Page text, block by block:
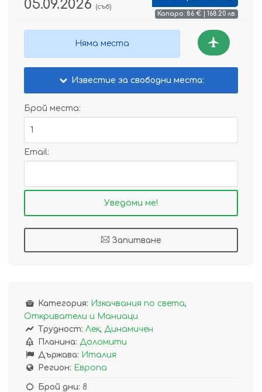
05.09.2026 (съб)
Капаро: 86 € | 168.20 лв.
Няма места
Известие за свободни места:
Брой места:
Email:
Запитване
Категория: Изкачвания по света,
Откриватели и Маниаци
Трудност: Лек, Динамичен
Планина: Доломити
Държава: Италия
Регион: Европа
Брой дни: 8